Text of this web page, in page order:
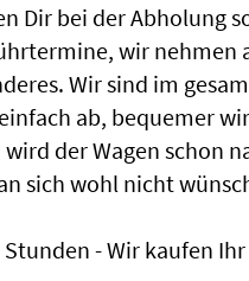
Dir bei der Abholung
wir nehmen
Wir sind im
ab, bequemer
der Wagen schon
sich wohl nicht
- Wir kaufen